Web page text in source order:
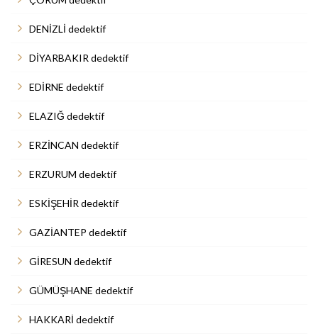
DENİZLİ dedektif
DİYARBAKIR dedektif
EDİRNE dedektif
ELAZIĞ dedektif
ERZİNCAN dedektif
ERZURUM dedektif
ESKİŞEHİR dedektif
GAZİANTEP dedektif
GİRESUN dedektif
GÜMÜŞHANE dedektif
HAKKARİ dedektif